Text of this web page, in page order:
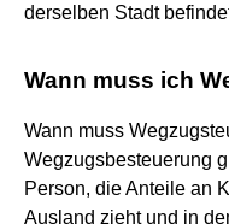
derselben Stadt
Wann muss ich
Wann muss
Wegzugsbesteuerung
Person, die Anteile an
Ausland zieht und in